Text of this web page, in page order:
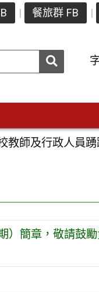
餐旅群 FB
送出
師及行政人員
）簡章，敬請鼓